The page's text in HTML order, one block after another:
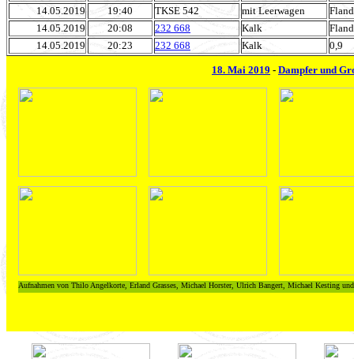
14.05.2019
19:40 TKSE 542 mit Leerwagen
14.05.2019
20:08 232 668 Kalk
14.05.2019
20:23 232 668 Kalk 0,9
18. Mai 2019 - Dampfer und
Aufnahmen von Thilo Angelkorte, Erland Grasses, Michael Horster, Ulrich Bangert, Michael Kesting